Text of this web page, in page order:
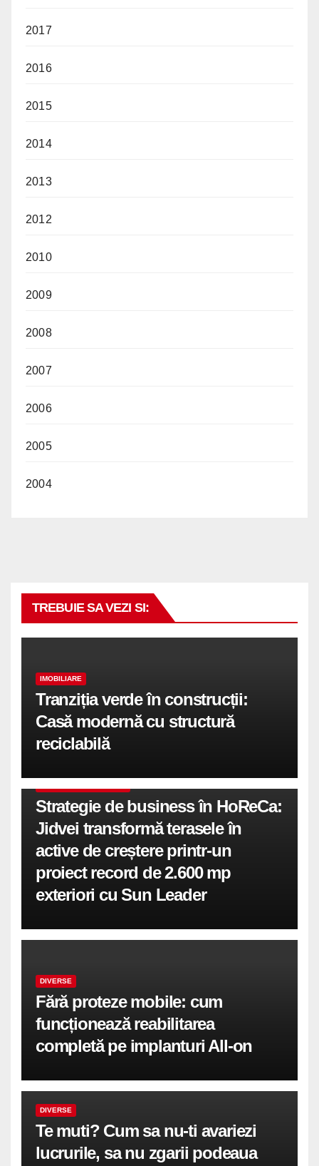
2017
2016
2015
2014
2013
2012
2010
2009
2008
2007
2006
2005
2004
TREBUIE SA VEZI SI:
IMOBILIARE
Tranziția verde în construcții:
Casă modernă cu structură
reciclabilă
Strategie de business în HoReCa:
Jidvei transformă terasele în
active de creștere printr-un
proiect record de 2.600 mp
exteriori cu Sun Leader
DIVERSE
Fără proteze mobile: cum
funcționează reabilitarea
completă pe implanturi All-on
DIVERSE
Te muti? Cum sa nu-ti avariezi
lucrurile, sa nu zgarii podeaua